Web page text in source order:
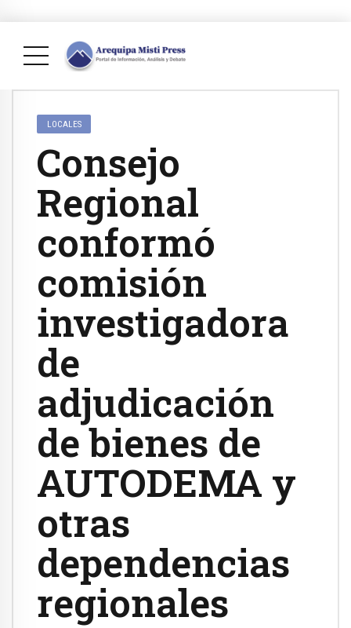
LOCALES
Consejo
Regional
conformó
comisión
investigadora
de
adjudicación
de bienes de
AUTODEMA y
otras
dependencias
regionales